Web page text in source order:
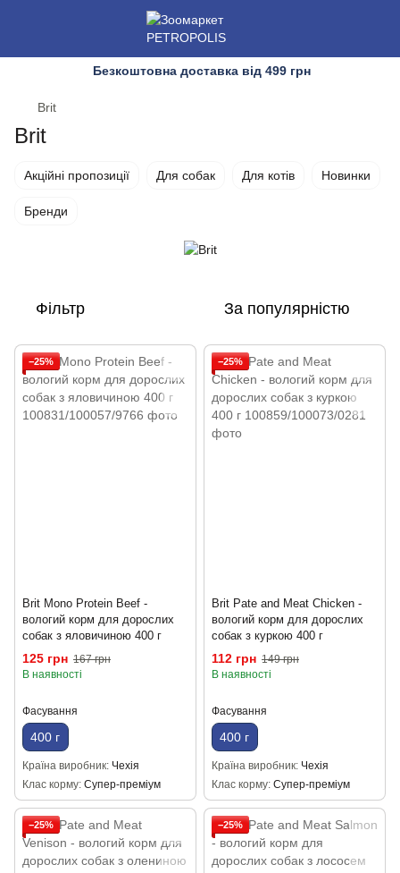
Безкоштовна доставка від 499 грн
Brit
Brit
Акційні пропозиції Для собак Для котів Новинки
Бренди
Фільтр За популярністю
−25%
Brit Mono Protein Beef -
вологий корм для дорослих
собак з яловичиною 400 г
125 грн 167 грн
В наявності
Фасування
400 г
Країна виробник Чехія
Клас корму Супер-преміум
−25%
Brit Pate and Meat Chicken -
вологий корм для дорослих
собак з куркою 400 г
112 грн 149 грн
В наявності
Фасування
400 г
Країна виробник Чехія
Клас корму Супер-преміум
−25% −25%